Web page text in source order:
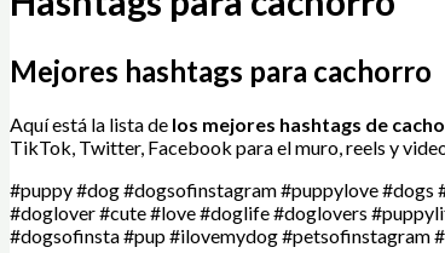
Mejores hashtags para cachorro
Aquí está la lista de los mejores hashtags de
TikTok, Twitter, Facebook para el muro, reels y
#puppy #dog #dogsofinstagram #puppylove
#doglover #cute #love #doglife #doglovers
#dogsofinsta #pup #ilovemydog #petsofinstagram